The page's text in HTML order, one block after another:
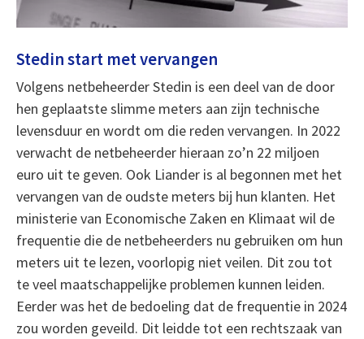
Stedin start met vervangen
Volgens netbeheerder Stedin is een deel van de door
hen geplaatste slimme meters aan zijn technische
levensduur en wordt om die reden vervangen. In 2022
verwacht de netbeheerder hieraan zo’n 22 miljoen
euro uit te geven. Ook Liander is al begonnen met het
vervangen van de oudste meters bij hun klanten. Het
ministerie van Economische Zaken en Klimaat wil de
frequentie die de netbeheerders nu gebruiken om hun
meters uit te lezen, voorlopig niet veilen. Dit zou tot
te veel maatschappelijke problemen kunnen leiden.
Eerder was het de bedoeling dat de frequentie in 2024
zou worden geveild. Dit leidde tot een rechtszaak van